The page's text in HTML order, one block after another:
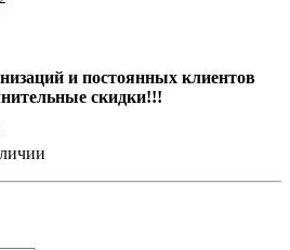
и постоянных клиентов
скидки!!!